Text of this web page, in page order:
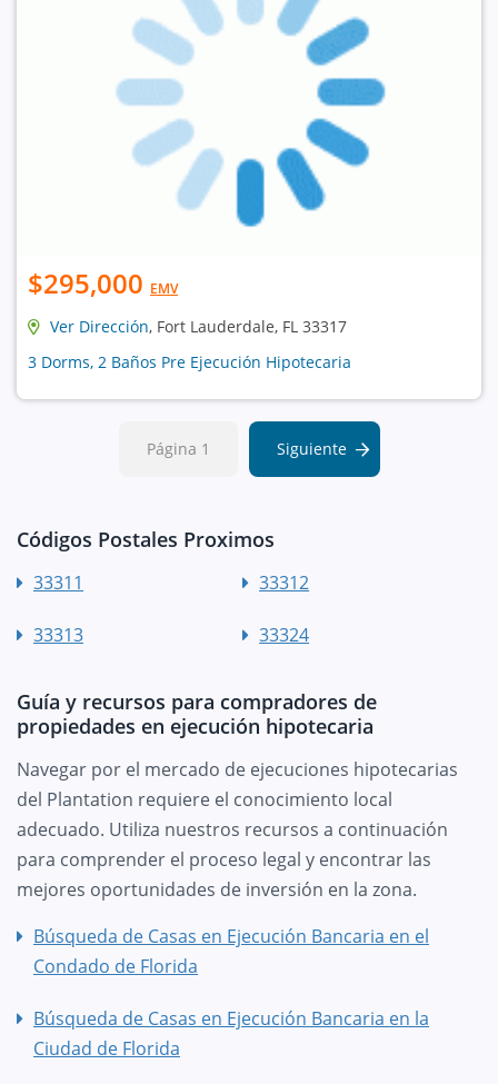
$295,000 EMV
Ver Dirección, Fort Lauderdale, FL 33317
3 Dorms, 2 Baños Pre Ejecución Hipotecaria
Página 1 Siguiente
Códigos Postales Proximos
33311 33312
33313 33324
Guía y recursos para compradores de
propiedades en ejecución hipotecaria
Navegar por el mercado de ejecuciones hipotecarias
del Plantation requiere el conocimiento local
adecuado. Utiliza nuestros recursos a continuación
para comprender el proceso legal y encontrar las
mejores oportunidades de inversión en la zona.
Búsqueda de Casas en Ejecución Bancaria en el
Condado de Florida
Búsqueda de Casas en Ejecución Bancaria en la
Ciudad de Florida